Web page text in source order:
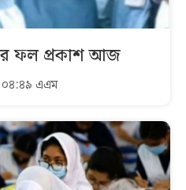
ফল প্রকাশ আজ
এএম